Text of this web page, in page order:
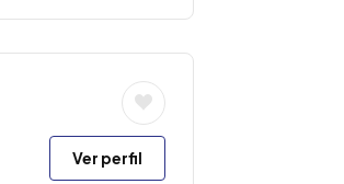
Ver perfil